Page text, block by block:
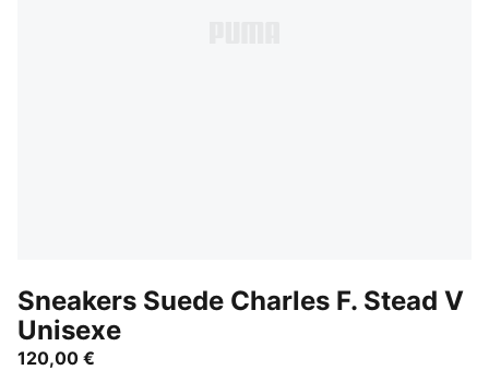
Sneakers Suede Charles F. Stead V
Unisexe
120,00 €